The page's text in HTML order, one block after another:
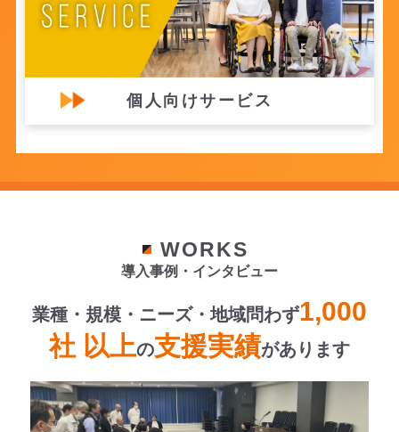
「小原工業」がミライロIDのライフプラットフ
ォームに参画！ミライロストアでの販売を開始
お知らせ ミライロID
2026年07月15日
ミライロIDのQRコードで障害者割引が受けら
れる場所が増えました！280の駐車場・駐輪場
お知らせ ミライロID
個人向けサービス
WORKS
導入事例・インタビュー
業種・規模・ニーズ・地域問わず1,000
社 以上の支援実績があります